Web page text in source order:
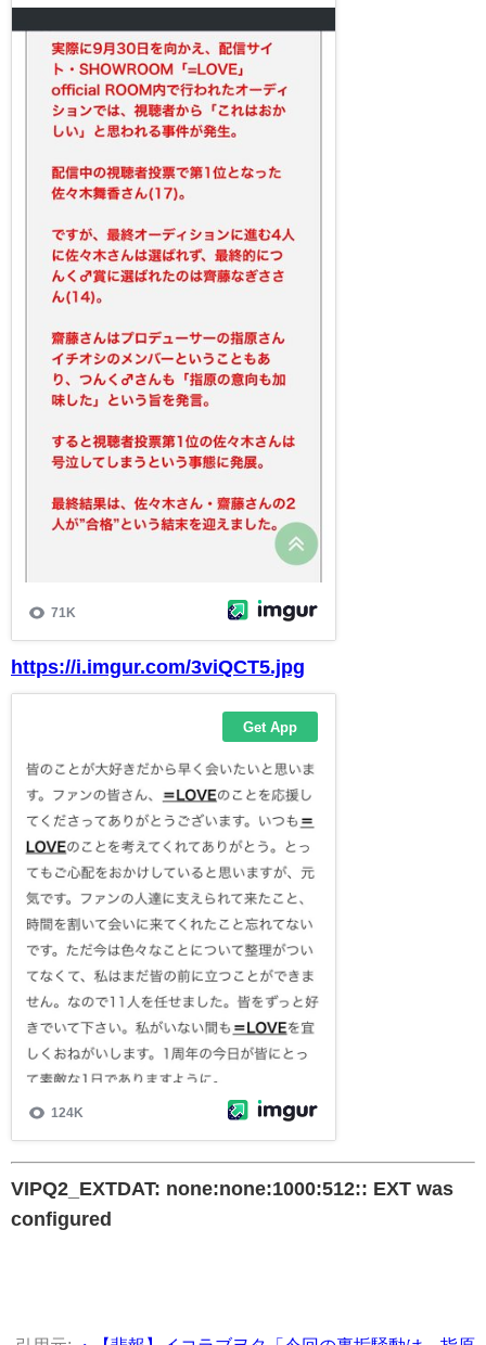
https://i.imgur.com/3viQCT5.jpg
VIPQ2_EXTDAT: none:none:1000:512:: EXT was
configured